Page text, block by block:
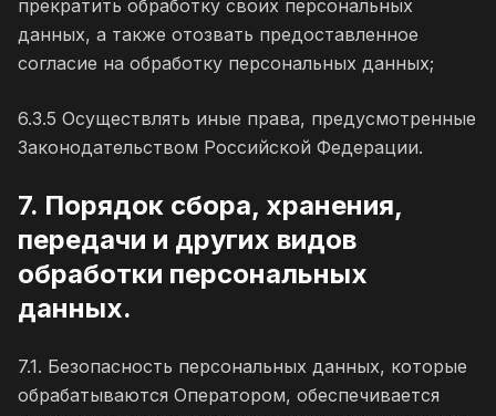
прекратить обработку своих персональных
данных, а также отозвать предоставленное
согласие на обработку персональных данных;
6.3.5 Осуществлять иные права, предусмотренные
Законодательством Российской Федерации.
7. Порядок сбора, хранения,
передачи и других видов
обработки персональных
данных.
7.1. Безопасность персональных данных, которые
обрабатываются Оператором, обеспечивается